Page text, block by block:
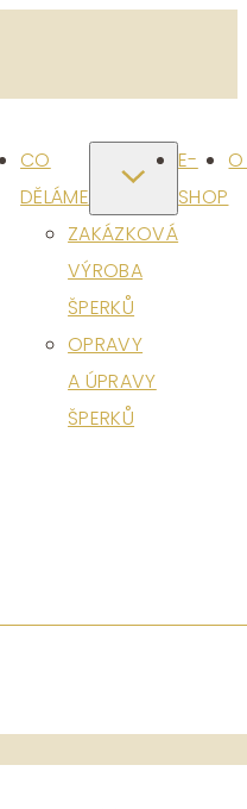
CO
DĚLÁME
ZAKÁZKOVÁ
VÝROBA
ŠPERKŮ
OPRAVY
A ÚPRAVY
ŠPERKŮ
E-
SHOP